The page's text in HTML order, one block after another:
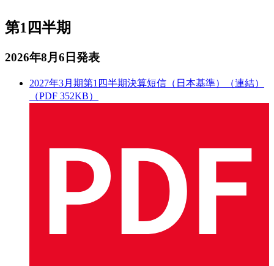
第1四半期
2026年8月6日発表
2027年3月期第1四半期決算短信（日本基準）（連結）
（PDF 352KB）